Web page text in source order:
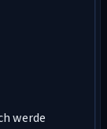
werde